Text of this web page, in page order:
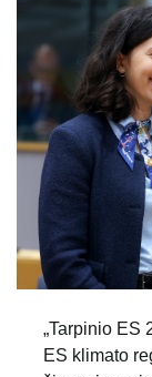
„Tarpinio ES
ES klimato